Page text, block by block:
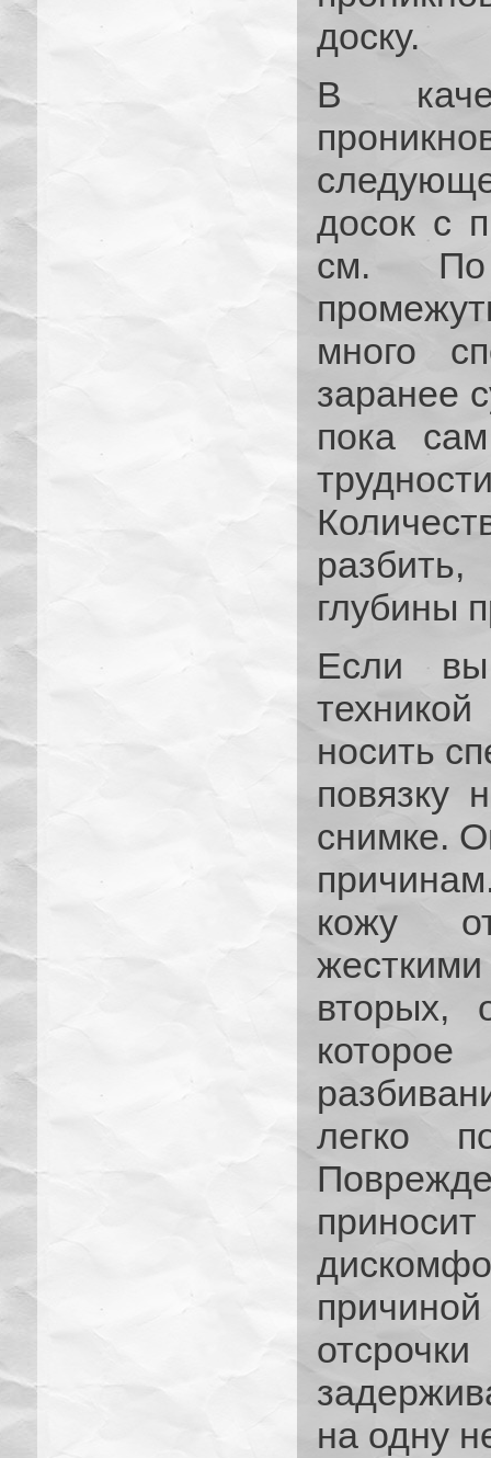
доску.
В
досок с
см. По
много
заранее
пока
глубины
Если вы
носить
повязку
снимке.
кожу
вторых,
легко
на одну